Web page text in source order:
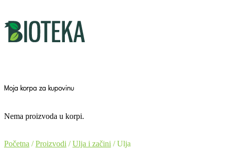
Moja korpa za kupovinu
Nema proizvoda u korpi.
Početna /Proizvodi /Ulja i začini / Ulja